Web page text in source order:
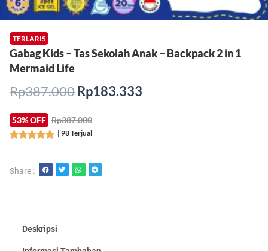
TERLARIS
Gabag Kids – Tas Sekolah Anak – Backpack 2 in 1
Mermaid Life
Rp387.000Harga
adalah:
Rp387.000.
Rp183.333
53% OFF Rp387.000
Rated
out
of
| 98 Terjual
Share :
Deskripsi